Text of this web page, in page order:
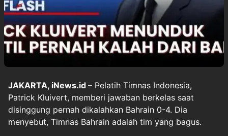
JAKARTA, iNews.id – Pelatih Timnas Indonesia,
Patrick Kluivert, memberi jawaban berkelas saat
disinggung pernah dikalahkan Bahrain 0-4. Dia
menyebut, Timnas Bahrain adalah tim yang bagus.